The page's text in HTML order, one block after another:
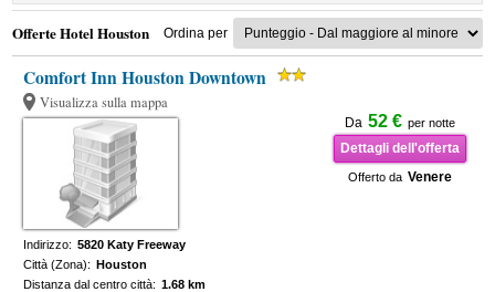
Offerte Hotel Houston Ordina per
Comfort Inn Houston Downtown
Visualizza sulla mappa
Da 52 € per notte
Dettagli dell'offerta
Offerto da Venere
Indirizzo: 5820 Katy Freeway
Città (Zona): Houston
Distanza dal centro città: 1.68 km